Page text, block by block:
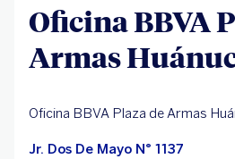
Oficina BBVA
Armas
Oficina BBVA Plaza de Armas
Jr. Dos De Mayo N° 1137